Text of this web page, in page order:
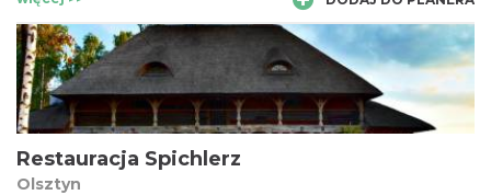
Restauracja Spichlerz
Olsztyn